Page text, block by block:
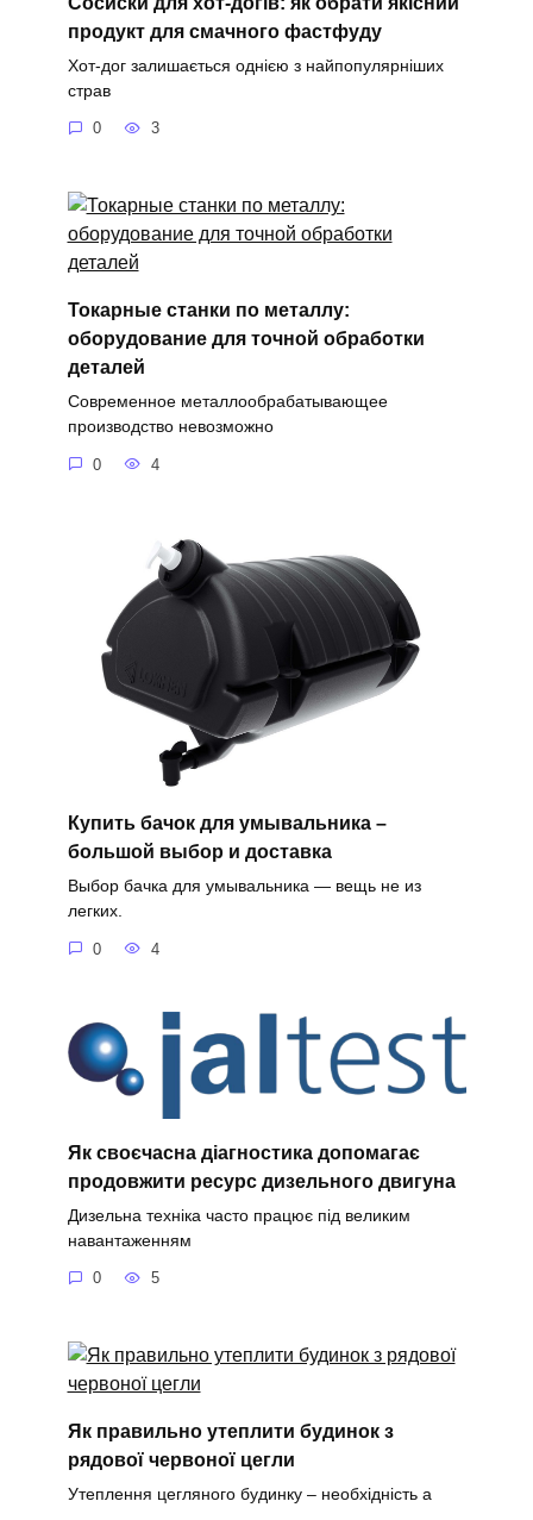
продукт для смачного фастфуду
Хот-дог залишається однією з найпопулярніших
страв
0 3
Токарные станки по металлу:
оборудование для точной обработки
деталей
Современное металлообрабатывающее
производство невозможно
0 4
Купить бачок для умывальника –
большой выбор и доставка
Выбор бачка для умывальника — вещь не из
легких.
0 4
Як своєчасна діагностика допомагає
продовжити ресурс дизельного двигуна
Дизельна техніка часто працює під великим
навантаженням
0 5
Як правильно утеплити будинок з
рядової червоної цегли
Утеплення цегляного будинку – необхідність а